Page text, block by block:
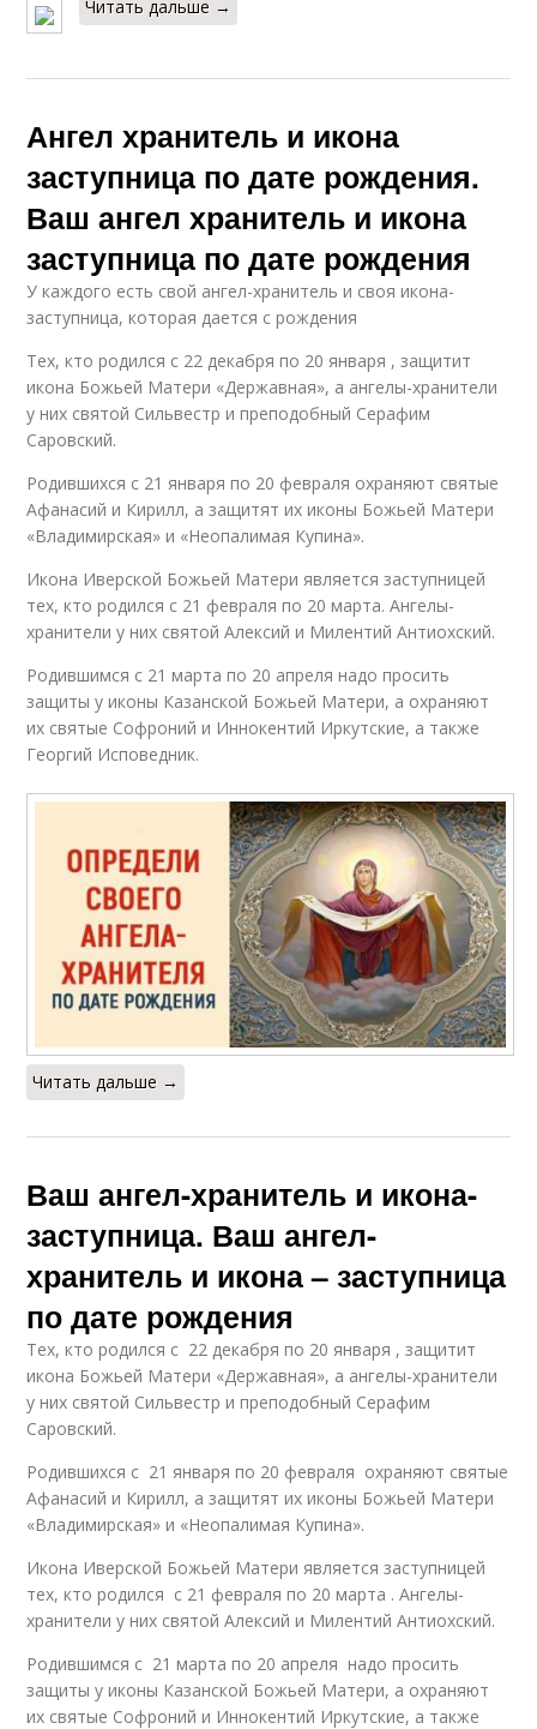
Читать дальше →
Ангел хранитель и икона
заступница по дате рождения.
Ваш ангел хранитель и икона
заступница по дате рождения
У каждого есть свой ангел-хранитель и своя икона-
заступница, которая дается с рождения
Тех, кто родился с 22 декабря по 20 января , защитит
икона Божьей Матери «Державная», а ангелы-хранители
у них святой Сильвестр и преподобный Серафим
Саровский.
Родившихся с 21 января по 20 февраля охраняют святые
Афанасий и Кирилл, а защитят их иконы Божьей Матери
«Владимирская» и «Неопалимая Купина».
Икона Иверской Божьей Матери является заступницей
тех, кто родился с 21 февраля по 20 марта. Ангелы-
хранители у них святой Алексий и Милентий Антиохский.
Родившимся с 21 марта по 20 апреля надо просить
защиты у иконы Казанской Божьей Матери, а охраняют
их святые Софроний и Иннокентий Иркутские, а также
Георгий Исповедник.
Читать дальше →
Ваш ангел-хранитель и икона-
заступница. Ваш ангел-
хранитель и икона – заступница
по дате рождения
Тех, кто родился с 22 декабря по 20 января , защитит
икона Божьей Матери «Державная», а ангелы-хранители
у них святой Сильвестр и преподобный Серафим
Саровский.
Родившихся с 21 января по 20 февраля охраняют святые
Афанасий и Кирилл, а защитят их иконы Божьей Матери
«Владимирская» и «Неопалимая Купина».
Икона Иверской Божьей Матери является заступницей
тех, кто родился с 21 февраля по 20 марта . Ангелы-
хранители у них святой Алексий и Милентий Антиохский.
Родившимся с 21 марта по 20 апреля надо просить
защиты у иконы Казанской Божьей Матери, а охраняют
их святые Софроний и Иннокентий Иркутские, а также